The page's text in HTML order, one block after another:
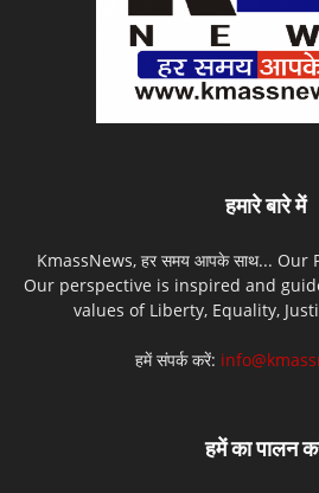
हमारे बारे में
KmassNews, हर समय आपके साथ... Our
Our perspective is inspired and
values of Liberty, Equality,
हमें संपर्क करें:
हमें का पालन